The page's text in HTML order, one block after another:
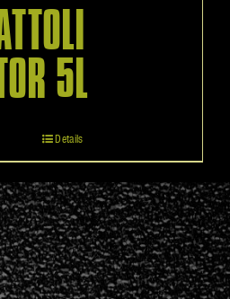
5L
Details